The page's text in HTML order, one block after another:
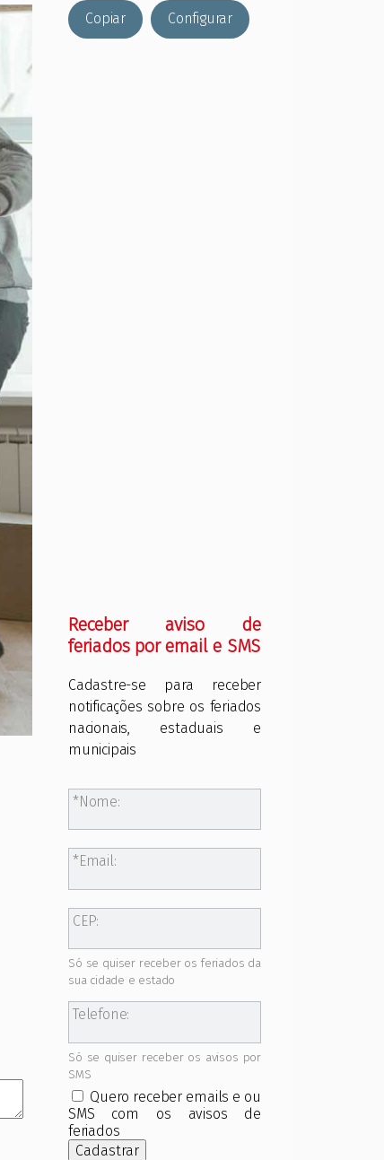
Copiar Configurar
Receber aviso de
feriados por email e SMS
Cadastre-se para receber
notificações sobre os feriados
nacionais, estaduais e
municipais
Nome:
Email:
CEP:
Só se quiser receber os feriados da
sua cidade e estado
Telefone:
Só se quiser receber os avisos por
SMS
Quero receber emails e ou
SMS com os avisos de
feriados
Cadastrar